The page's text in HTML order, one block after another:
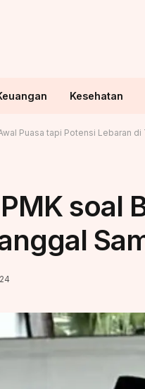
Kesehatan
Puasa tapi Potensi Lebaran di
soal